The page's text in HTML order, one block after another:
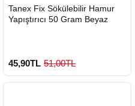
GÖNDERİ
Tanex Fix Sökülebilir Hamur
Yapıştırıcı 50 Gram Beyaz
45,90TL 51,00TL